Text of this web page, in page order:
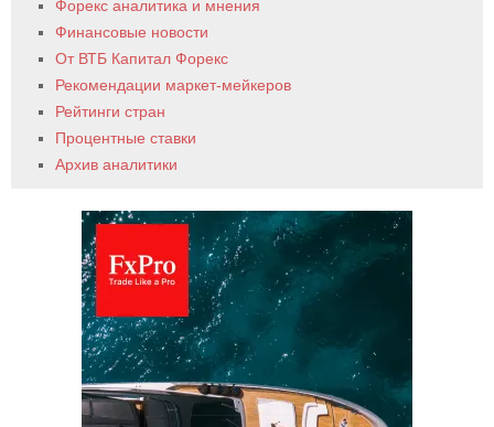
Форекс аналитика и мнения
Финансовые новости
От ВТБ Капитал Форекс
Рекомендации маркет-мейкеров
Рейтинги стран
Процентные ставки
Архив аналитики